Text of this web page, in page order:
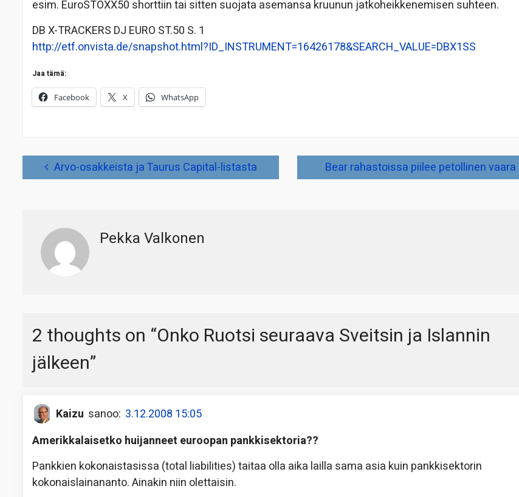
esim. EuroSTOXX50 shorttiin tai sitten suojata asemansa kruunun jatkoheikkenemisen suhteen.
DB X-TRACKERS DJ EURO ST.50 S. 1
http://etf.onvista.de/snapshot.html?ID_INSTRUMENT=16426178&SEARCH_VALUE=DBX1SS
Jaa tämä:
Facebook X WhatsApp
ArtikkelienArvo-osakkeista ja Taurus Capital-listasta Bear rahastoissa piilee petollinen vaara
Pekka Valkonen
2 thoughts on “Onko Ruotsi seuraava Sveitsin ja Islannin
jälkeen”
Kaizu sanoo: 3.12.2008 15:05
Amerikkalaisetko huijanneet euroopan pankkisektoria??
Pankkien kokonaistasissa (total liabilities) taitaa olla aika lailla sama asia kuin pankkisektorin
kokonaislainananto. Ainakin niin olettaisin.